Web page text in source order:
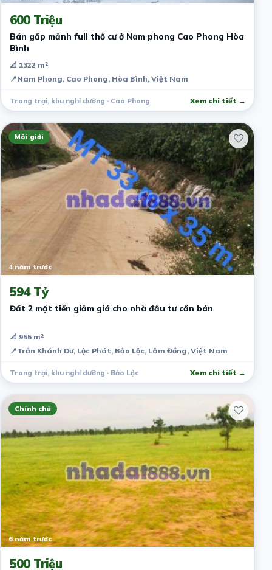
600 Triệu
Bán gấp mảnh full thổ cư ở Nam phong Cao Phong Hòa
Bình
📐 1322 m²
📍Nam Phong, Cao Phong, Hòa Bình, Việt Nam
Trang trại, khu nghỉ dưỡng · Cao Phong Xem chi tiết →
Môi giới
4 năm trước
594 Tỷ
Đất 2 mặt tiền giảm giá cho nhà đầu tư cần bán
📐 955 m²
📍Trần Khánh Dư, Lộc Phát, Bảo Lộc, Lâm Đồng, Việt Nam
Trang trại, khu nghỉ dưỡng · Bảo Lộc Xem chi tiết →
Chính chủ
6 năm trước
500 Triệu